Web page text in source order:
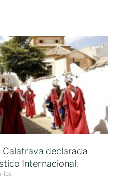
Calatrava declarada
Internacional.